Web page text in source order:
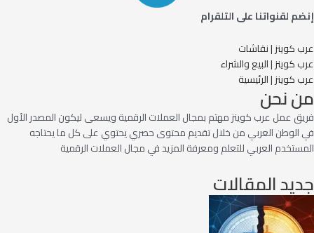
إنضم لقنواتنا على التلقرام
عرب كوينز | نقاشات
عرب كوينز | البيع والشراء
عرب كوينز | الرئيسية
من نحن
فريق عمل عرب كوينز مهتم بمجال العملات الرقمية ويسعى ليكون المصدر الأول
في الوطن العربي من خلال تقديم محتوى حصري يحتوي على كل ما يحتاجه
المستخدم العربي للتعلم ومعرفة المزيد في مجال العملات الرقمية
جديد المقالات